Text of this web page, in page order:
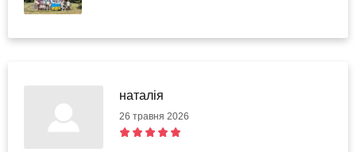
наталія
26 травня 2026